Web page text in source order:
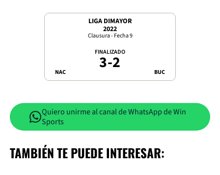
LIGA DIMAYOR
2022
Clausura - Fecha 9
NAC
FINALIZADO
3-2 BUC
Quiero unirme al canal de WhatsApp de Win
Sports
TAMBIÉN TE PUEDE INTERESAR: